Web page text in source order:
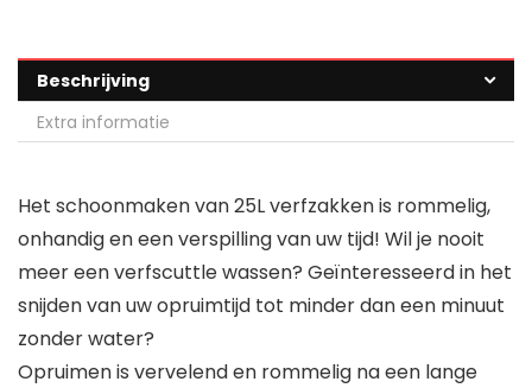
Beschrijving
Extra informatie
Het schoonmaken van 25L verfzakken is rommelig,
onhandig en een verspilling van uw tijd! Wil je nooit
meer een verfscuttle wassen? Geïnteresseerd in het
snijden van uw opruimtijd tot minder dan een minuut
zonder water?
Opruimen is vervelend en rommelig na een lange